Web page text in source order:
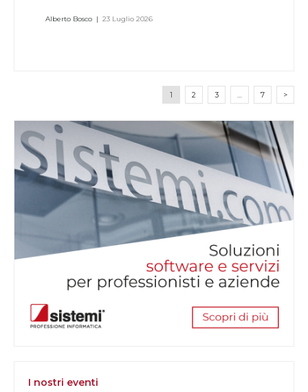
Alberto Bosco | 23 Luglio 2026
1 2 3 … 7 >
I nostri eventi